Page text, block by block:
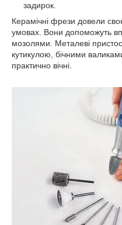
задирок.
Керамічні фрези довели
умовах. Вони допоможуть
мозолями. Металеві
кутикулою, бічними
практично вічні.